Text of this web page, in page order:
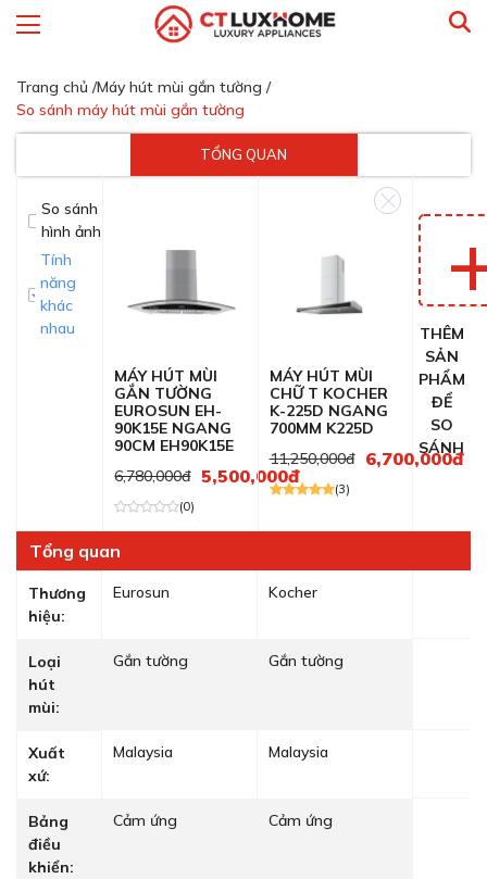
Trang chủ /Máy hút mùi gắn tường /
So sánh máy hút mùi gắn tường
TỔNG QUAN
So sánh
hình ảnh
Tính
năng
khác
nhau
MÁY HÚT MÙI
GẮN TƯỜNG
EUROSUN EH-
90K15E NGANG
90CM EH90K15E
6,780,000đ 5,500,000đ
(0)
MÁY HÚT MÙI
CHỮ T KOCHER
K-225D NGANG
700MM K225D
11,250,000đ
6,700,000đ
(3)
THÊM
SẢN
PHẨM
ĐỂ
SO
SÁNH
Tổng quan
Thương
hiệu:
Eurosun Kocher
Loại
hút
mùi:
Gắn tường Gắn tường
Xuất
xứ:
Malaysia Malaysia
Bảng
điều
khiển:
Cảm ứng Cảm ứng